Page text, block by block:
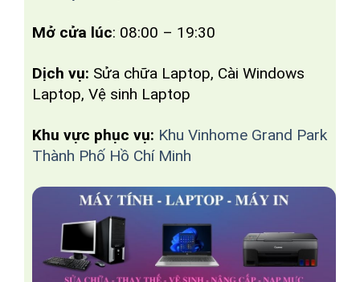
Mở cửa lúc: 08:00 – 19:30
Dịch vụ: Sửa chữa Laptop, Cài Windows
Laptop, Vệ sinh Laptop
Khu vực phục vụ: Khu Vinhome Grand Park
Thành Phố Hồ Chí Minh